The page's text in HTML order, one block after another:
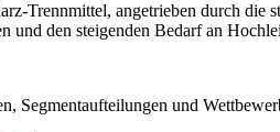
Trennmittel, angetrieben durch
und den steigenden Bedarf an
Segmentaufteilungen und